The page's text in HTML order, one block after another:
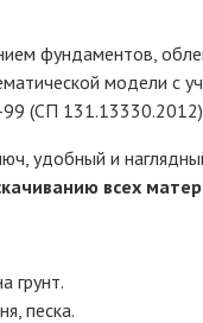
фундаментов,
модели
(СП
удобный и
всех
грунт.
песка.